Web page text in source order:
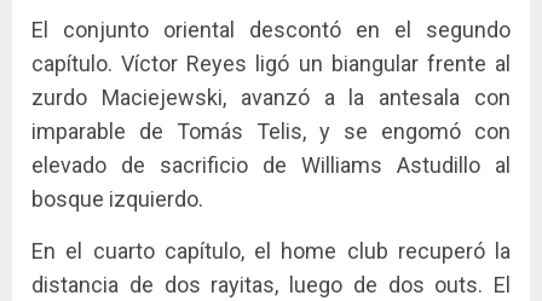
El conjunto oriental descontó en el segundo
capítulo. Víctor Reyes ligó un biangular frente al
zurdo Maciejewski, avanzó a la antesala con
imparable de Tomás Telis, y se engomó con
elevado de sacrificio de Williams Astudillo al
bosque izquierdo.
En el cuarto capítulo, el home club recuperó la
distancia de dos rayitas, luego de dos outs. El